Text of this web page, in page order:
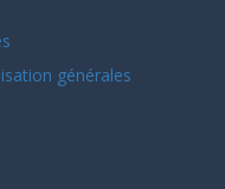
générales